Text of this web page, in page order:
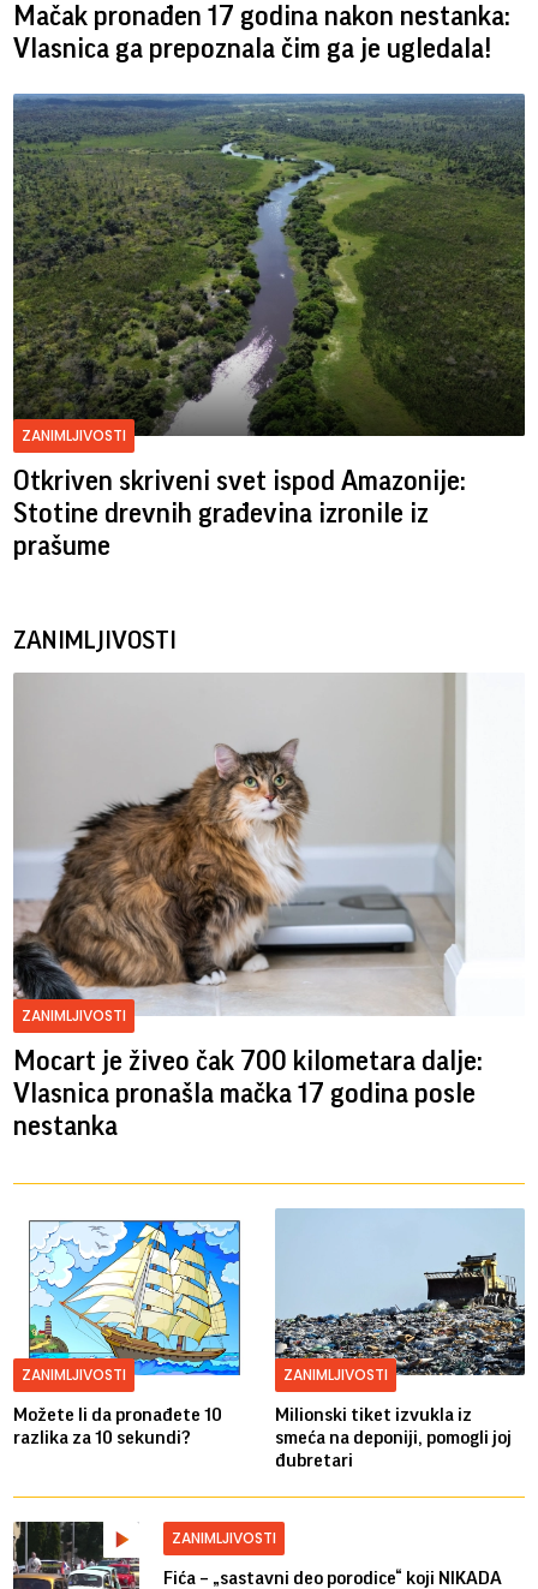
Mačak pronađen 17 godina nakon nestanka:
Vlasnica ga prepoznala čim ga je ugledala!
ZANIMLJIVOSTI
Otkriven skriveni svet ispod Amazonije:
Stotine drevnih građevina izronile iz
prašume
ZANIMLJIVOSTI
ZANIMLJIVOSTI
Mocart je živeo čak 700 kilometara dalje:
Vlasnica pronašla mačka 17 godina posle
nestanka
ZANIMLJIVOSTI
Možete li da pronađete 10
razlika za 10 sekundi?
ZANIMLJIVOSTI
Milionski tiket izvukla iz
smeća na deponiji, pomogli joj
đubretari
ZANIMLJIVOSTI
Fića – „sastavni deo porodice“ koji NIKADA